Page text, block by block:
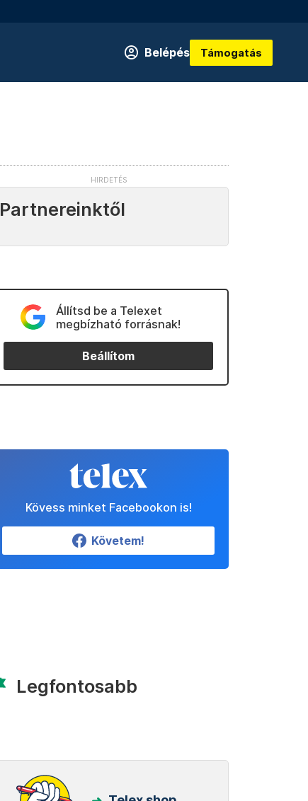
Belépés Támogatás
Partnereinktől
Állítsd be a Telexet
megbízható forrásnak!
Beállítom
Kövess minket Facebookon is!
Követem!
Legfontosabb